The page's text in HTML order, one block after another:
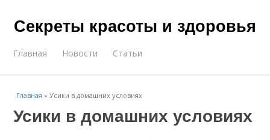
Секреты красоты и здоровья
Главная Новости Статьи
Главная »Усики в домашних условиях
Усики в домашних условиях